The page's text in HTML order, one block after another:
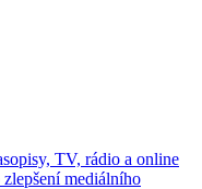
TV, rádio a online
mediálního